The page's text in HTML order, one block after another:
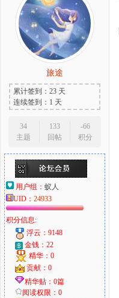
旅途
累计签到：23 天
连续签到：1 天
34
主题
133
回帖
-66
积分
用户组： 蚁人
UID： 24933
积分信息:
浮云：9148
金钱：22
精华：0
贡献：0
精华贴：0篇
阅读权限：0